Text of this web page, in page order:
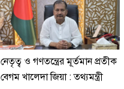
নেতৃত্ব ও গণতন্ত্রের মূর্তমান প্রতীক
বেগম খালেদা জিয়া : তথ্যমন্ত্রী